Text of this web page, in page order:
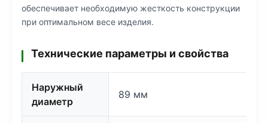
обеспечивает необходимую жесткость конструкции
при оптимальном весе изделия.
Технические параметры и свойства
Наружный
диаметр
89 мм